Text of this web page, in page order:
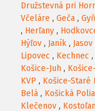
Družstevná pri
Včeláre , Geča ,
, Herľany ,
Hýľov , Janík , Jasov
Lipovec , Kechnec ,
Košice-Juh ,
KVP , Košice-Staré
Belá , Košická
Klečenov ,